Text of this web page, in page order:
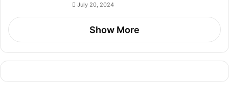
July 20, 2024
Show More